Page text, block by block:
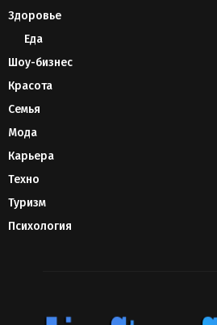
Здоровье
Еда
Шоу-бизнес
Красота
Семья
Мода
Карьера
Техно
Туризм
Психология